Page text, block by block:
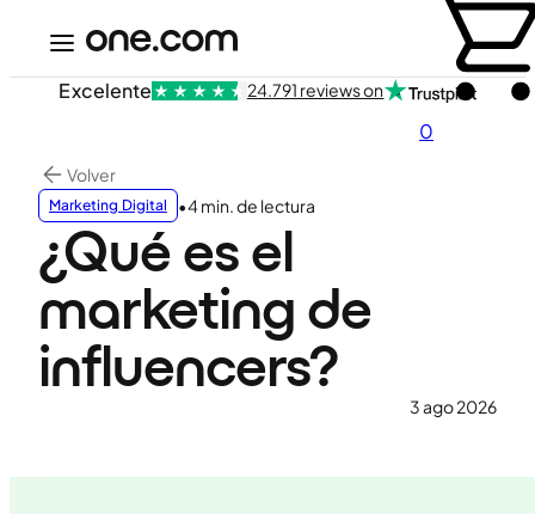
0
Excelente 24.791 reviews on
Volver
Marketing Digital •4 min. de lectura
¿Qué es el
marketing de
influencers?
3 ago 2026